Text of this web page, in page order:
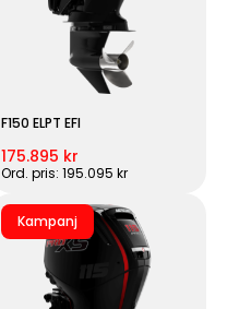
F150 ELPT EFI
175.895 kr
Ord. pris: 195.095 kr
Kampanj